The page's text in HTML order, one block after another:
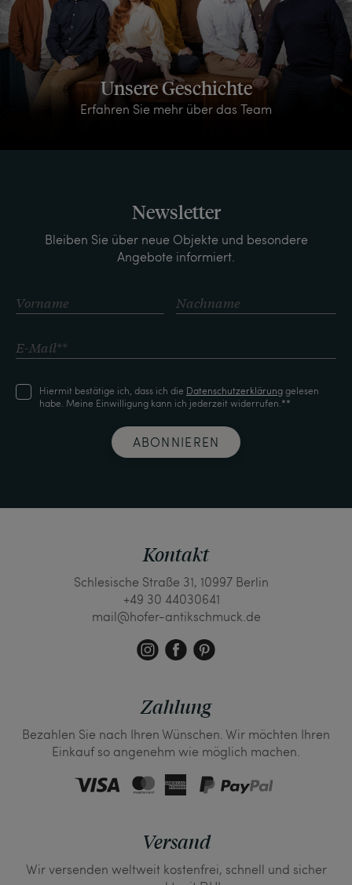
Unsere Geschichte
Erfahren Sie mehr über das Team
Newsletter
Bleiben Sie über neue Objekte und besondere
Angebote informiert.
Hiermit bestätige ich, dass ich die Daten­schutz­erklärunggelesen
habe. Meine Einwilligung kann ich jederzeit widerrufen.**
ABONNIEREN
Kontakt
Schlesische Straße 31, 10997 Berlin
+49 30 44030641
mail@hofer-antikschmuck.de
Zahlung
Bezahlen Sie nach Ihren Wünschen. Wir möchten Ihren
Einkauf so angenehm wie möglich machen.
Versand
Wir versenden weltweit kostenfrei, schnell und sicher